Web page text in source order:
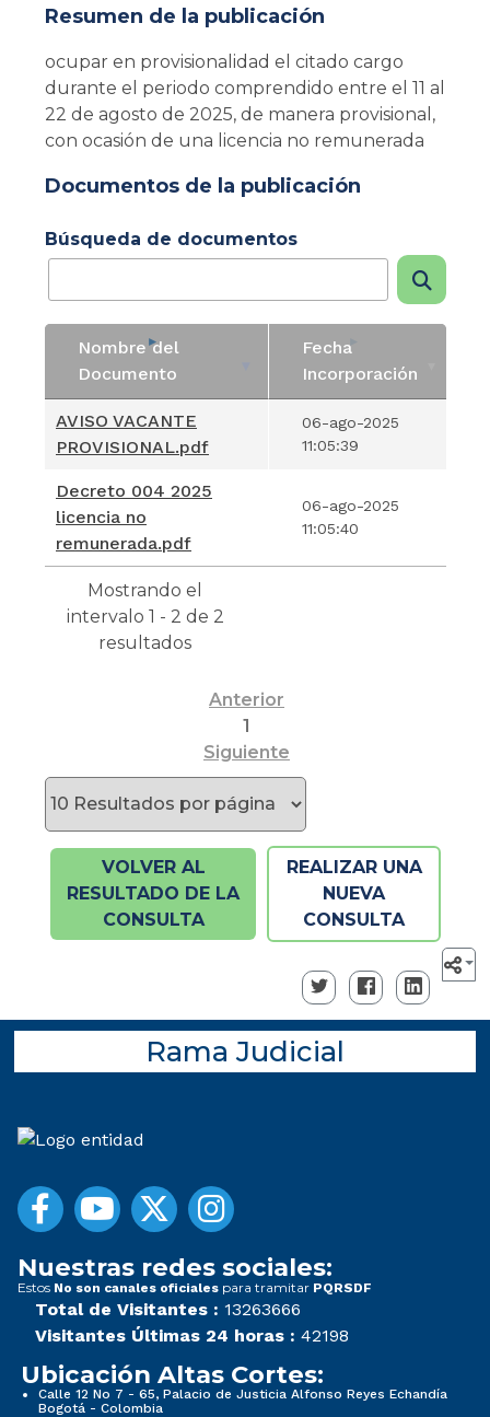
Resumen de la publicación
ocupar en provisionalidad el citado cargo
durante el periodo comprendido entre el 11 al
22 de agosto de 2025, de manera provisional,
con ocasión de una licencia no remunerada
Documentos de la publicación
Búsqueda de documentos
Nombre del
Documento
Fecha
Incorporación
Nombre del
Documento
Incorporación
AVISO VACANTE
PROVISIONAL.pdf
06-ago-2025
11:05:39
Decreto 004 2025
licencia no
remunerada.pdf
06-ago-2025
11:05:40
Mostrando el
intervalo 1 - 2 de 2
resultados
Anterior
1
Siguiente
VOLVER AL
RESULTADO DE LA
CONSULTA
REALIZAR UNA
NUEVA
CONSULTA
Rama Judicial
Nuestras redes sociales:
Estos No son canales oficiales para tramitar PQRSDF
Total de Visitantes : 13263666
Visitantes Últimas 24 horas : 42198
Ubicación Altas Cortes:
Calle 12 No 7 - 65, Palacio de Justicia Alfonso Reyes Echandía
Bogotá - Colombia